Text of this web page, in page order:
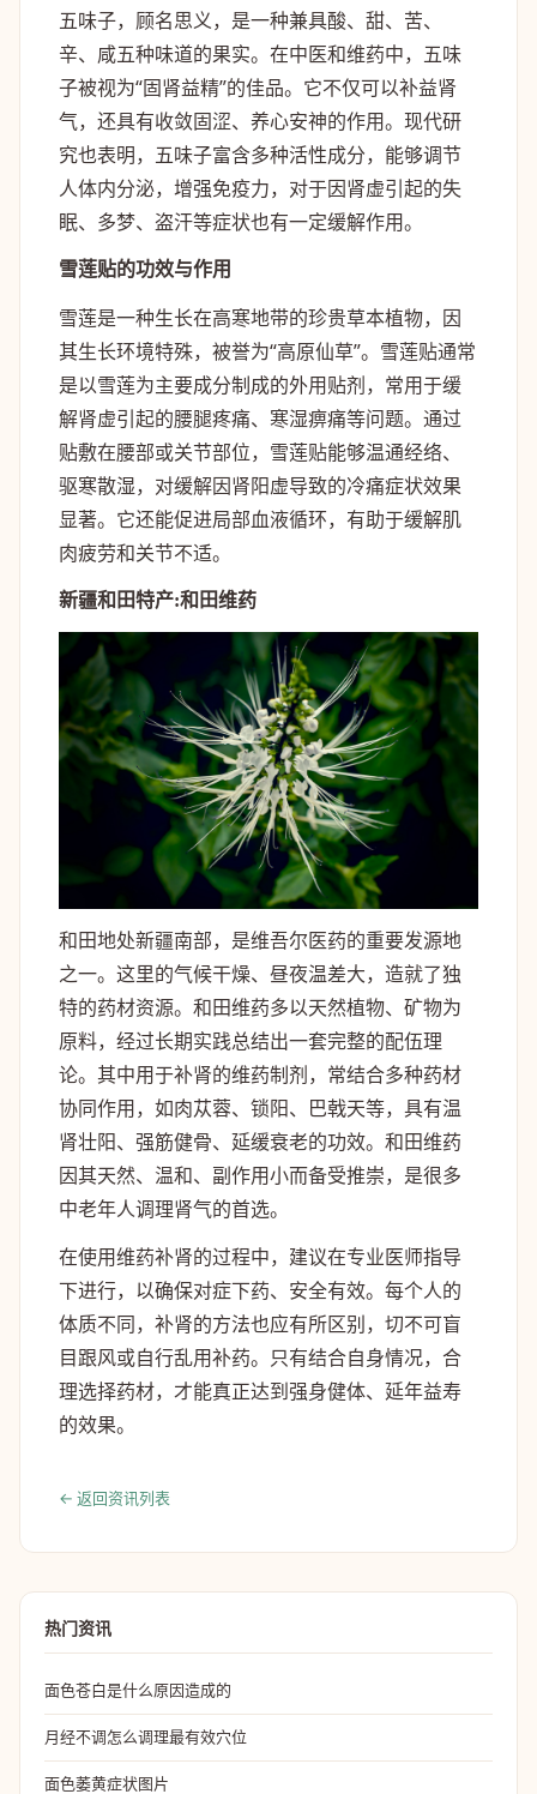
五味子，顾名思义，是一种兼具酸、甜、苦、
辛、咸五种味道的果实。在中医和维药中，五味
子被视为“固肾益精”的佳品。它不仅可以补益肾
气，还具有收敛固涩、养心安神的作用。现代研
究也表明，五味子富含多种活性成分，能够调节
人体内分泌，增强免疫力，对于因肾虚引起的失
眠、多梦、盗汗等症状也有一定缓解作用。
雪莲贴的功效与作用
雪莲是一种生长在高寒地带的珍贵草本植物，因
其生长环境特殊，被誉为“高原仙草”。雪莲贴通常
是以雪莲为主要成分制成的外用贴剂，常用于缓
解肾虚引起的腰腿疼痛、寒湿痹痛等问题。通过
贴敷在腰部或关节部位，雪莲贴能够温通经络、
驱寒散湿，对缓解因肾阳虚导致的冷痛症状效果
显著。它还能促进局部血液循环，有助于缓解肌
肉疲劳和关节不适。
新疆和田特产:和田维药
和田地处新疆南部，是维吾尔医药的重要发源地
之一。这里的气候干燥、昼夜温差大，造就了独
特的药材资源。和田维药多以天然植物、矿物为
原料，经过长期实践总结出一套完整的配伍理
论。其中用于补肾的维药制剂，常结合多种药材
协同作用，如肉苁蓉、锁阳、巴戟天等，具有温
肾壮阳、强筋健骨、延缓衰老的功效。和田维药
因其天然、温和、副作用小而备受推崇，是很多
中老年人调理肾气的首选。
在使用维药补肾的过程中，建议在专业医师指导
下进行，以确保对症下药、安全有效。每个人的
体质不同，补肾的方法也应有所区别，切不可盲
目跟风或自行乱用补药。只有结合自身情况，合
理选择药材，才能真正达到强身健体、延年益寿
的效果。
← 返回资讯列表
热门资讯
面色苍白是什么原因造成的
月经不调怎么调理最有效穴位
面色萎黄症状图片